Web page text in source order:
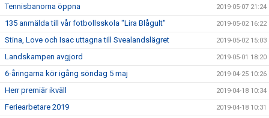
Tennisbanorna öppna 2019-05-07 21:24
135 anmälda till vår fotbollsskola "Lira Blågult" 2019-05-02 16:22
Stina, Love och Isac uttagna till Svealandslägret 2019-05-02 15:03
Landskampen avgjord 2019-05-01 18:20
6-åringarna kör igång söndag 5 maj 2019-04-25 10:26
Herr premiär ikväll 2019-04-18 10:34
Feriearbetare 2019 2019-04-18 10:31